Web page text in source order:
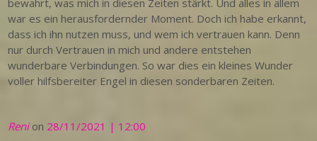
bewahrt, was mich in diesen Zeiten stärkt. Und alles in allem
war es ein herausfordernder Moment. Doch ich habe erkannt,
dass ich ihn nutzen muss, und wem ich vertrauen kann. Denn
nur durch Vertrauen in mich und andere entstehen
wunderbare Verbindungen. So war dies ein kleines Wunder
voller hilfsbereiter Engel in diesen sonderbaren Zeiten.
Renion 28/11/2021 | 12:00